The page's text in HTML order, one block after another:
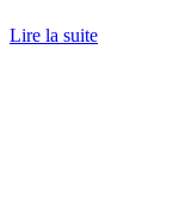
Lire la suite